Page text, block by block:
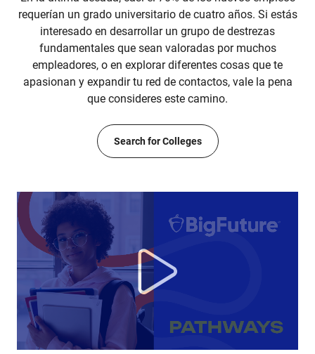
requerían un grado universitario de cuatro años. Si estás
interesado en desarrollar un grupo de destrezas
fundamentales que sean valoradas por muchos
empleadores, o en explorar diferentes cosas que te
apasionan y expandir tu red de contactos, vale la pena
que consideres este camino.
Search for Colleges